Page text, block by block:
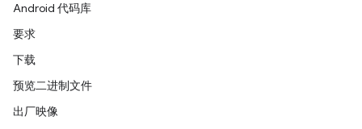
Android 代码库
要求
下载
预览二进制文件
出厂映像